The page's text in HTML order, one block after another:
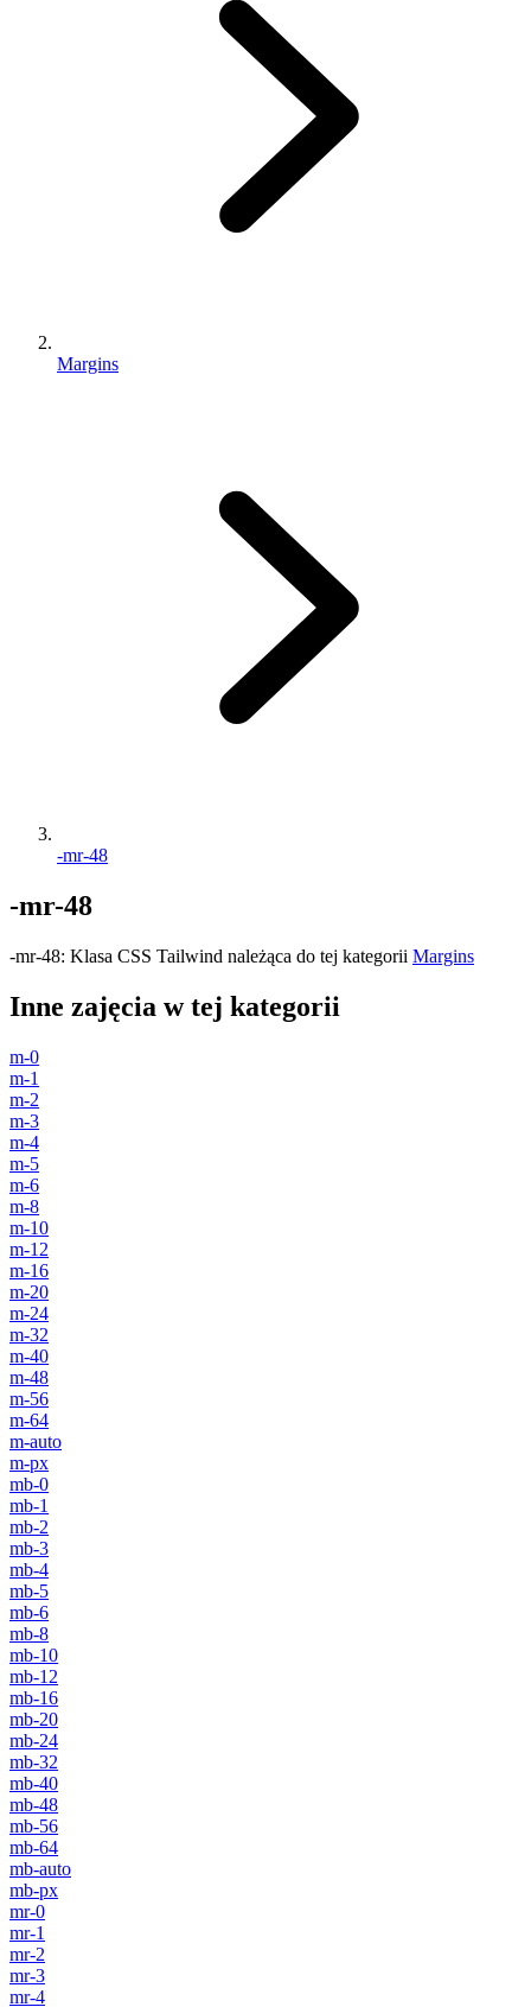
Margins
-mr-48
-mr-48
-mr-48: Klasa CSS Tailwind należąca do tej kategorii Margins
Inne zajęcia w tej kategorii
m-0
m-1
m-2
m-3
m-4
m-5
m-6
m-8
m-10
m-12
m-16
m-20
m-24
m-32
m-40
m-48
m-56
m-64
m-auto
m-px
mb-0
mb-1
mb-2
mb-3
mb-4
mb-5
mb-6
mb-8
mb-10
mb-12
mb-16
mb-20
mb-24
mb-32
mb-40
mb-48
mb-56
mb-64
mb-auto
mb-px
mr-0
mr-1
mr-2
mr-3
mr-4